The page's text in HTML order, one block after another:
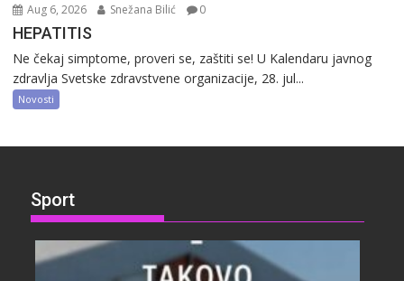
Aug 6, 2026 Snežana Bilić 0
HEPATITIS
Ne čekaj simptome, proveri se, zaštiti se! U Kalendaru javnog
zdravlja Svetske zdravstvene organizacije, 28. jul...
Novosti
Sport